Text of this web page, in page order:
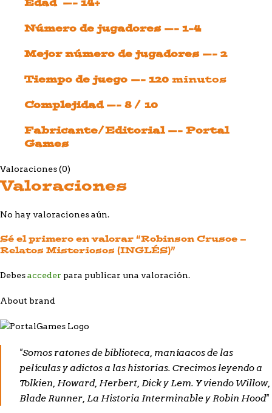
Edad —- 14+
Número de jugadores —- 1-4
Mejor número de jugadores —- 2
Tiempo de juego —- 120 minutos
Complejidad —- 8 / 10
Fabricante/Editorial —- Portal
Games
Valoraciones (0)
Valoraciones
No hay valoraciones aún.
Sé el primero en valorar “Robinson Crusoe –
Relatos Misteriosos (INGLÉS)”
Debesacceder para publicar una valoración.
About brand
"Somos ratones de biblioteca, maníaacos de las
películas y adictos a las historias. Crecimos leyendo a
Tolkien, Howard, Herbert, Dick y Lem. Y viendo Willow,
Blade Runner, La Historia Interminable y Robin Hood"